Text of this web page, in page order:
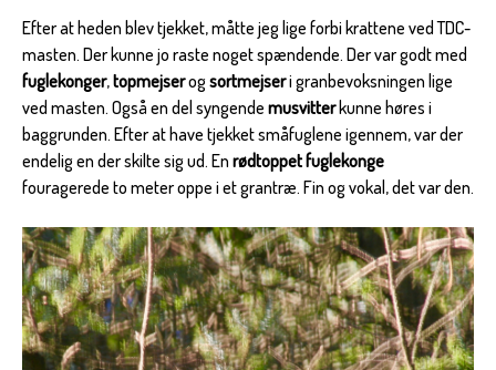
Efter at heden blev tjekket, måtte jeg lige forbi krattene ved TDC-
masten. Der kunne jo raste noget spændende. Der var godt med
fuglekonger,topmejserogsortmejseri granbevoksningen lige
ved masten. Også en del syngende musvitterkunne høres i
baggrunden. Efter at have tjekket småfuglene igennem, var der
endelig en der skilte sig ud. En rødtoppet fuglekonge
fouragerede to meter oppe i et grantræ. Fin og vokal, det var den.